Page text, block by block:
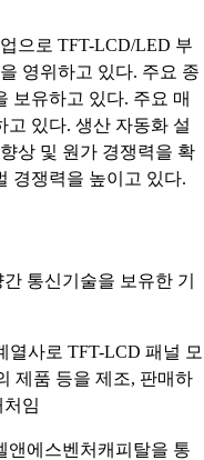
으로 TFT-LCD/LED 부
영위하고 있다. 주요 종
보유하고 있다. 주요 매
있다. 생산 자동화 설
상 및 원가 경쟁력을 확
경쟁력을 높이고 있다.
통신기술을 보유한 기
열사로 TFT-LCD 패널 모
제품 등을 제조, 판매하
임
앤에스벤처캐피탈을 통